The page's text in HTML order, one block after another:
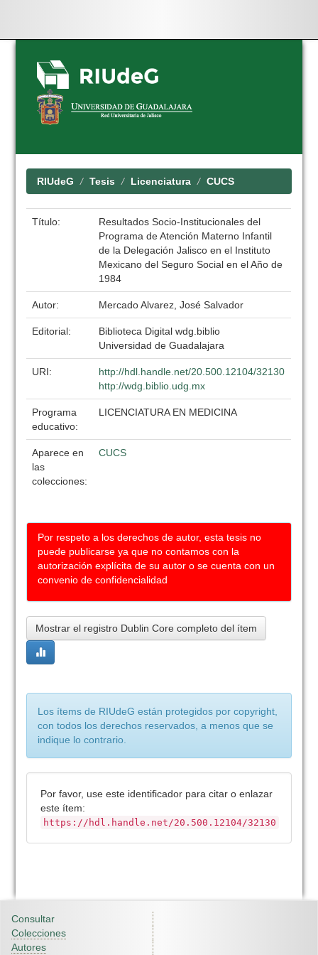
Skip
navigation
RIUdeG Tesis Licenciatura CUCS
Título:
Resultados Socio-Institucionales del
Programa de Atención Materno Infantil
de la Delegación Jalisco en el Instituto
Mexicano del Seguro Social en el Año de
1984
Autor: Mercado Alvarez, José Salvador
Editorial:
Biblioteca Digital wdg.biblio
Universidad de Guadalajara
URI:
http://hdl.handle.net/20.500.12104/32130
http://wdg.biblio.udg.mx
Programa
educativo:
LICENCIATURA EN MEDICINA
Aparece en
las
colecciones:
CUCS
Por respeto a los derechos de autor, esta tesis no
puede publicarse ya que no contamos con la
autorización explícita de su autor o se cuenta con un
convenio de confidencialidad
Mostrar el registro Dublin Core completo del ítem
Los ítems de RIUdeG están protegidos por copyright,
con todos los derechos reservados, a menos que se
indique lo contrario.
Por favor, use este identificador para citar o enlazar
este ítem:
https://hdl.handle.net/20.500.12104/32130
Consultar
Colecciones
Autores